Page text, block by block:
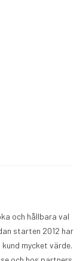
och hållbara val
starten 2012 har
mycket värde.